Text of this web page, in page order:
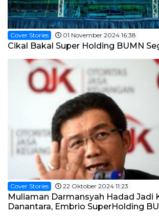
Cover Stories 01 November 2024 16:38
Cikal Bakal Super Holding BUMN
Cover Stories 22 Oktober 2024 11:23
Muliaman Darmansyah Hadad Jadi
Danantara, Embrio SuperHolding
MICE
Research
English News
BUMNINC Tube
#CEOMind